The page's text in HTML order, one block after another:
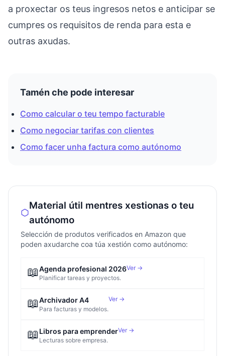
a proxectar os teus ingresos netos e anticipar se
cumpres os requisitos de renda para esta e
outras axudas.
Tamén che pode interesar
Como calcular o teu tempo facturable
Como negociar tarifas con clientes
Como facer unha factura como autónomo
Material útil mentres xestionas o teu
autónomo
Selección de produtos verificados en Amazon que
poden axudarche coa túa xestión como autónomo:
📖Agenda profesional 2026
Planificar tareas y proyectos.
Ver →
📖Archivador A4
Para facturas y modelos.
Ver →
📖 Libros para emprender
Lecturas sobre empresa.
Ver →